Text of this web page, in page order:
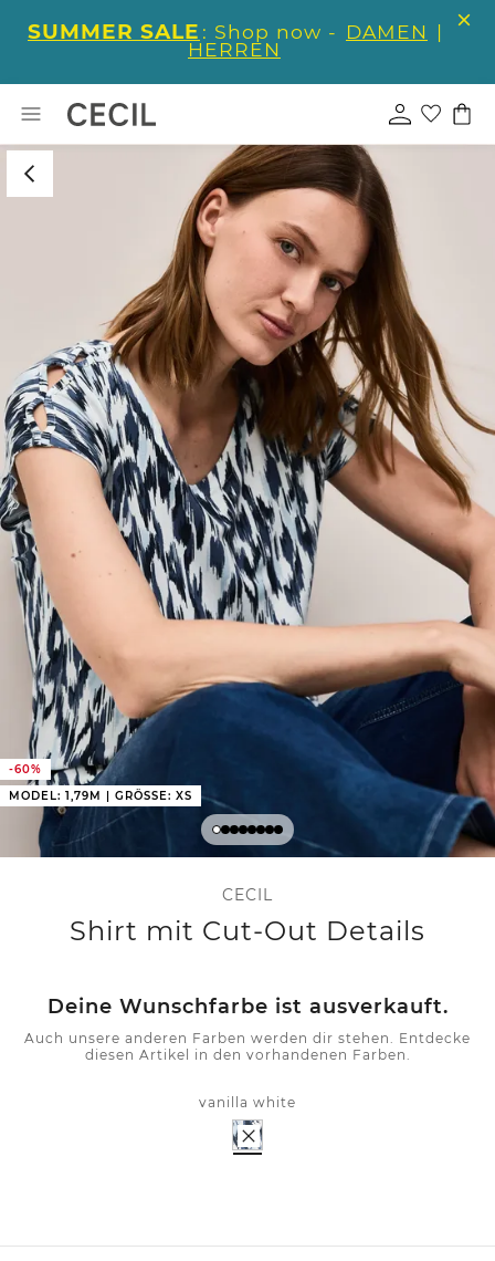
SUMMER SALE : Shop now - DAMEN |
HERREN
-60%
MODEL: 1,79M | GRÖSSE: XS
CECIL
Shirt mit Cut-Out Details
Deine Wunschfarbe ist ausverkauft.
Auch unsere anderen Farben werden dir stehen. Entdecke
diesen Artikel in den vorhandenen Farben.
vanilla white